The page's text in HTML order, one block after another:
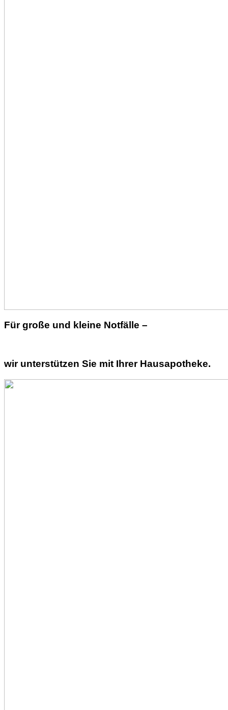
Für große und kleine Notfälle –
wir unterstützen Sie mit Ihrer Hausapotheke.